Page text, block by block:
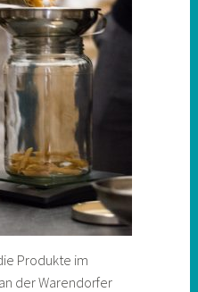
Produkte im
der Warendorfer